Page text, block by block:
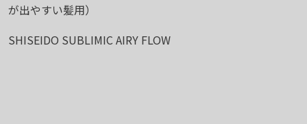
が出やすい髪用）
SHISEIDO SUBLIMIC AIRY FLOW